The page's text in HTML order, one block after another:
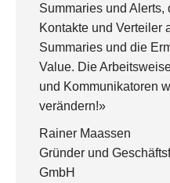
Summaries und Alerts,
Kontakte und Verteiler
Summaries und die
Value. Die
und Kommunikatoren
verändern!»
Rainer Maassen
Gründer und
GmbH